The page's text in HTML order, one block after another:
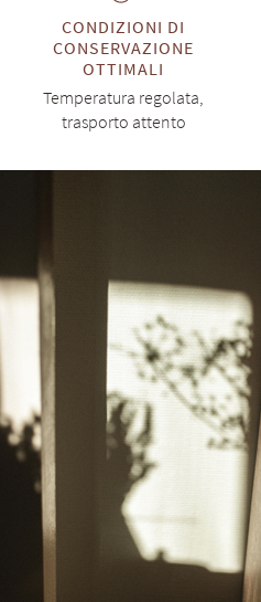
CONDIZIONI DI
CONSERVAZIONE
OTTIMALI
Temperatura regolata,
trasporto attento